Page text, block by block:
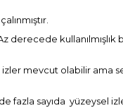
derecede
mevcut olabilir ama
fazla sayıda yüzeysel